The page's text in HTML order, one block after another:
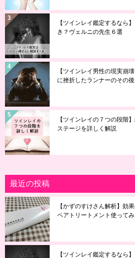
【ツインレイ鑑定するなら
き？ヴェルニの先生６選
【ツインレイ男性の現実崩
に挫折したランナーのその後
【ツインレイの７つの段階
ステージを詳しく解説
最近の投稿
【かずのすけさん解析】効
ペアトリートメント使って
【ツインレイ鑑定するなら